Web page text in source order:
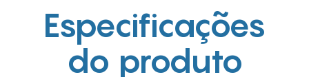
Especificações
do produto